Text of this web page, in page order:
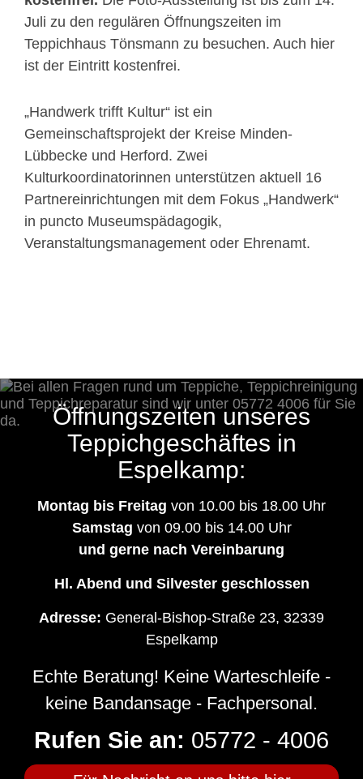
Juli zu den regulären Öffnungszeiten im
Teppichhaus Tönsmann zu besuchen. Auch hier
ist der Eintritt kostenfrei.
„Handwerk trifft Kultur“ ist ein
Gemeinschaftsprojekt der Kreise Minden-
Lübbecke und Herford. Zwei
Kulturkoordinatorinnen unterstützen aktuell 16
Partnereinrichtungen mit dem Fokus „Handwerk“
in puncto Museumspädagogik,
Veranstaltungsmanagement oder Ehrenamt.
Öffnungszeiten unseres
Teppichgeschäftes in
Espelkamp:
Montag bis Freitag von 10.00 bis 18.00 Uhr
Samstag von 09.00 bis 14.00 Uhr
und gerne nach Vereinbarung
Hl. Abend und Silvester geschlossen
Adresse: General-Bishop-Straße 23, 32339
Espelkamp
Echte Beratung! Keine Warteschleife -
keine Bandansage - Fachpersonal.
Rufen Sie an: 05772 - 4006